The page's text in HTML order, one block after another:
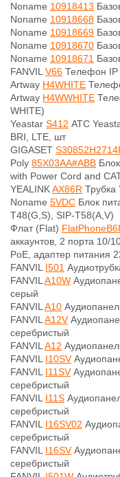
Noname 10918413
Noname 10918668
Noname 10918669
Noname 10918670
Noname 10918671
FANVILV66 Телефон IP
Artway H4WHITE
Artway H4WWHITE
WHITE)
Yeastar S412 АТС
BRI, LTE, шт
GIGASET
Poly 85X03AA#ABB
with Power Cord and
YEALINKAX86R Трубка
Noname 5VDC Блок
T48(G,S), SIP-T58(A,V)
Флат (Flat)
аккаунтов, 2 порта 10/
PoE, адаптер питания
FANVIL I501
FANVILA10W
серый
FANVILA10
FANVILA12V
серебристый
FANVILA12
FANVIL I10SV
FANVIL I11SV
серебристый
FANVIL I11S
серебристый
FANVIL I16SV02
серебристый
FANVIL I16SV
серебристый